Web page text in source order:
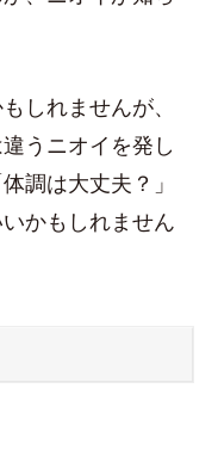
しれませんが、
うニオイを発し
調は大丈夫？」
かもしれません